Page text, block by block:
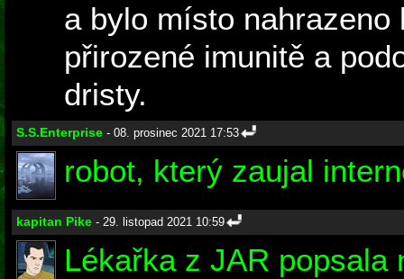
a bylo místo
přirozené imunitě a
dristy.
S.S.Enterprise - 08. prosinec 2021 17:53
robot, který zaujal
kapitan Pike - 29. listopad 2021 10:59
Lékařka z JAR popsala